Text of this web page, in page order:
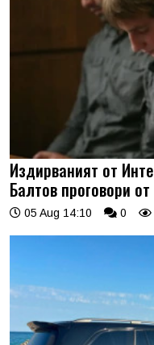
Издирваният от
Балтов проговори
05 Aug 14:10 0